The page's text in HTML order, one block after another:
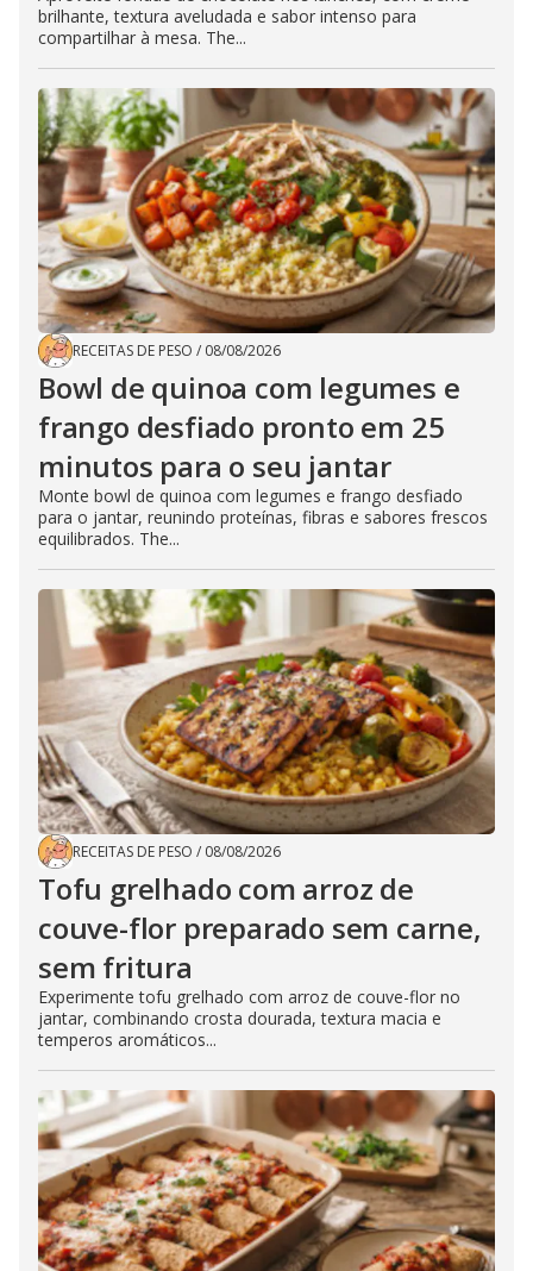
brilhante, textura aveludada e sabor intenso para
compartilhar à mesa. The...
RECEITAS DE PESO / 08/08/2026
Bowl de quinoa com legumes e
frango desfiado pronto em 25
minutos para o seu jantar
Monte bowl de quinoa com legumes e frango desfiado
para o jantar, reunindo proteínas, fibras e sabores frescos
equilibrados. The...
RECEITAS DE PESO / 08/08/2026
Tofu grelhado com arroz de
couve-flor preparado sem carne,
sem fritura
Experimente tofu grelhado com arroz de couve-flor no
jantar, combinando crosta dourada, textura macia e
temperos aromáticos...